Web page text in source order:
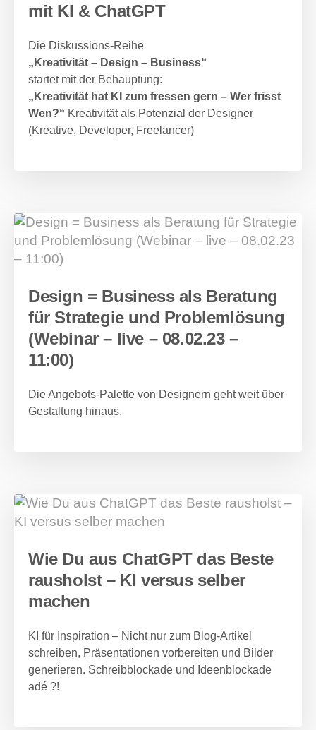
mit KI & ChatGPT
Die Diskussions-Reihe
„Kreativität – Design – Business“
startet mit der Behauptung:
„Kreativität hat KI zum fressen gern – Wer frisst
Wen?“ Kreativität als Potenzial der Designer
(Kreative, Developer, Freelancer)
Design = Business als Beratung
für Strategie und Problemlösung
(Webinar – live – 08.02.23 –
11:00)
Die Angebots-Palette von Designern geht weit über
Gestaltung hinaus.
Wie Du aus ChatGPT das Beste
rausholst – KI versus selber
machen
KI für Inspiration – Nicht nur zum Blog-Artikel
schreiben, Präsentationen vorbereiten und Bilder
generieren. Schreibblockade und Ideenblockade
adé ?!